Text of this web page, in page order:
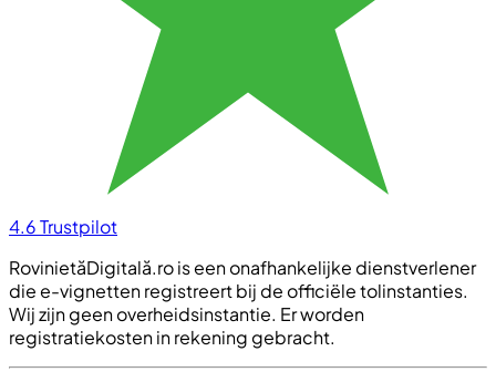
4.6Trustpilot
RovinietăDigitală.ro is een onafhankelijke dienstverlener
die e-vignetten registreert bij de officiële tolinstanties.
Wij zijn geen overheidsinstantie. Er worden
registratiekosten in rekening gebracht.